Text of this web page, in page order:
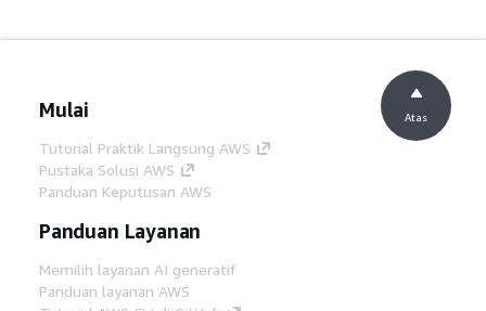
Mulai
Tutorial Praktik Langsung AWS
Pustaka Solusi AWS
Panduan Keputusan AWS
Panduan Layanan
Memilih layanan AI generatif
Panduan layanan AWS
Atas